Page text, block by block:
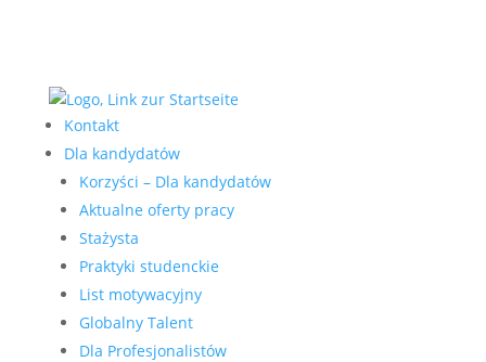
Kontakt
Dla kandydatów
Korzyści – Dla kandydatów
Aktualne oferty pracy
Stażysta
Praktyki studenckie
List motywacyjny
Globalny Talent
Dla Profesjonalistów